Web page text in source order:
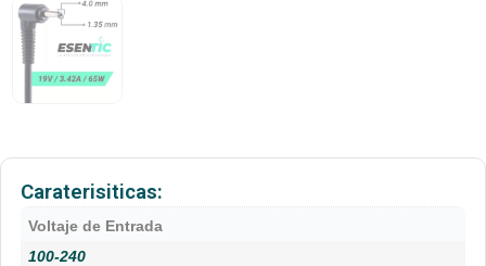
Caraterisiticas:
Voltaje de Entrada
100-240